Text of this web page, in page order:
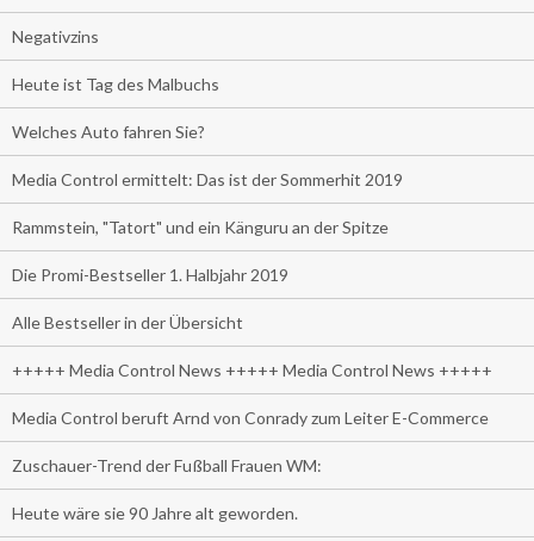
Negativzins
Heute ist Tag des Malbuchs
Welches Auto fahren Sie?
Media Control ermittelt: Das ist der Sommerhit 2019
Rammstein, "Tatort" und ein Känguru an der Spitze
Die Promi-Bestseller 1. Halbjahr 2019
Alle Bestseller in der Übersicht
+++++ Media Control News +++++ Media Control News +++++
Media Control beruft Arnd von Conrady zum Leiter E-Commerce
Zuschauer-Trend der Fußball Frauen WM:
Heute wäre sie 90 Jahre alt geworden.